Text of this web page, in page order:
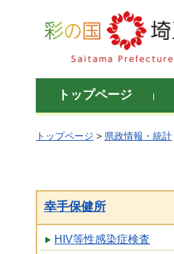
彩の国 埼玉県
トップページ
トップページ > 県政情報・統計
幸手保健所
HIV等性感染症検査